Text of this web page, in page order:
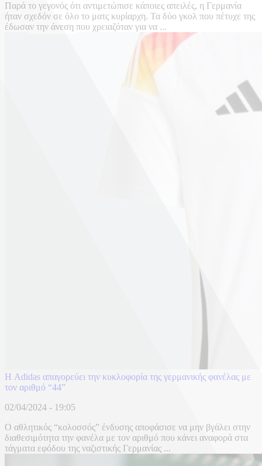
Παρά το γεγονός ότι αντιμετώπισε κάποιες απειλές, η Γερμανία
ήταν σχεδόν σε όλο το ματς κυρίαρχη. Τα δύο γκολ που πέτυχε της
έδωσαν την άνεση που χρειαζόταν για να ...
Η Adidas απαγορεύει την κυκλοφορία της γερμανικής φανέλας με
τον αριθμό “44”
02/04/2024 - 19:05
O αθλητικός “κολοσσός” ένδυσης αποφάσισε να μην βγάλει στην
διαθεσιμότητα την φανέλα με τον αριθμό που κάνει αναφορά στα
τάγματα εφόδου της ναζιστικής Γερμανίας ...